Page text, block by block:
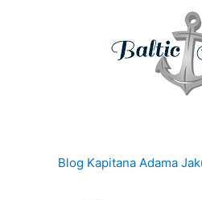
Blog Kapitana Adama